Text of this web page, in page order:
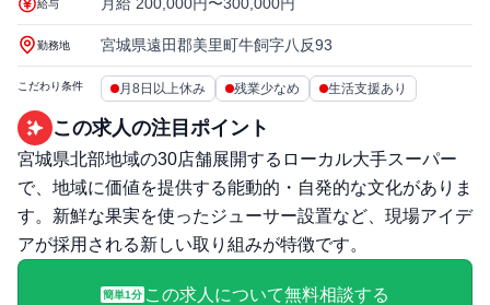
給与
勤務地 宮城県遠田郡美里町牛飼字八反93
こだわり条件 月8日以上休み 残業少なめ 生活支援あり
この求人の注目ポイント
宮城県北部地域の30店舗展開するローカル大手スーパー
で、地域に価値を提供する能動的・自発的な文化がありま
す。新鮮な果実を使ったジューサー設置など、現場アイデ
アが採用される新しい取り組みが特徴です。
簡単1分 この求人について無料相談する